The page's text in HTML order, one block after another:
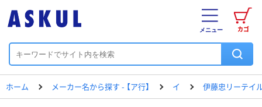
カゴ
メニュー
ホーム メーカー名から探す - 【ア行】 イ 伊藤忠リーテイ